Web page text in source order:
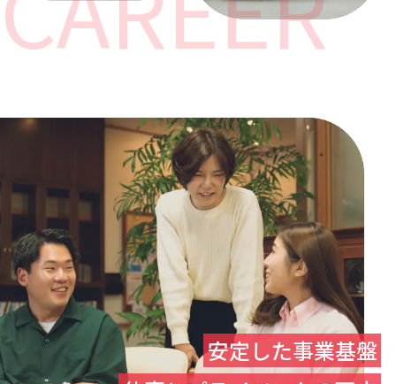
安定した事業基盤